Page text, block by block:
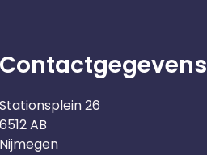
Contactgegevens
Stationsplein 26
6512 AB
Nijmegen